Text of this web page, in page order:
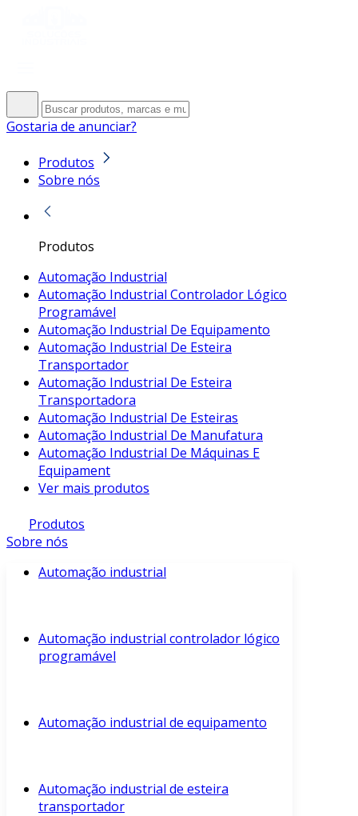
Gostaria de anunciar?
Produtos
Sobre nós
Produtos
Automação Industrial
Automação Industrial Controlador Lógico
Programável
Automação Industrial De Equipamento
Automação Industrial De Esteira
Transportador
Automação Industrial De Esteira
Transportadora
Automação Industrial De Esteiras
Automação Industrial De Manufatura
Automação Industrial De Máquinas E
Equipament
Ver mais produtos
Produtos
Sobre nós
Automação industrial
Automação industrial controlador lógico
programável
Automação industrial de equipamento
Automação industrial de esteira
transportador